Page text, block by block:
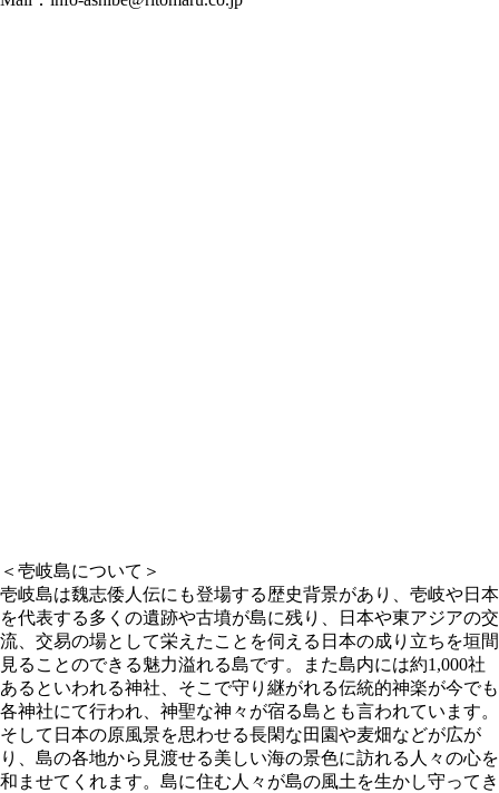
＜壱岐島について＞
壱岐島は魏志倭人伝にも登場する歴史背景があり、壱岐や日本
を代表する多くの遺跡や古墳が島に残り、日本や東アジアの交
流、交易の場として栄えたことを伺える日本の成り立ちを垣間
見ることのできる魅力溢れる島です。また島内には約1,000社
あるといわれる神社、そこで守り継がれる伝統的神楽が今でも
各神社にて行われ、神聖な神々が宿る島とも言われています。
そして日本の原風景を思わせる長閑な田園や麦畑などが広が
り、島の各地から見渡せる美しい海の景色に訪れる人々の心を
和ませてくれます。島に住む人々が島の風土を生かし守ってき